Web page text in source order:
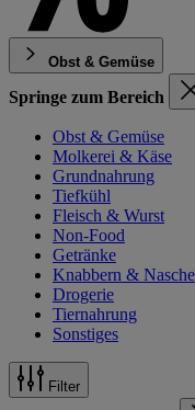
Obst & Gemüse
Springe zum Bereich
Obst & Gemüse
Molkerei & Käse
Grundnahrung
Tiefkühl
Fleisch & Wurst
Non-Food
Getränke
Knabbern &
Drogerie
Tiernahrung
Sonstiges
Filter